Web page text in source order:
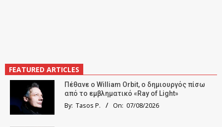
FEATURED ARTICLES
Πέθανε ο William Orbit, ο δημιουργός πίσω
από το εμβληματικό «Ray of Light»
By: Tasos P. On: 07/08/2026